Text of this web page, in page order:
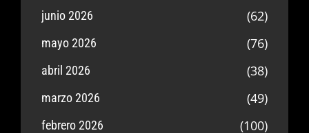
junio 2026 (62)
mayo 2026 (76)
abril 2026 (38)
marzo 2026 (49)
febrero 2026 (100)